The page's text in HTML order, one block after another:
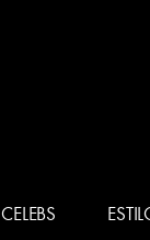
CELEBS